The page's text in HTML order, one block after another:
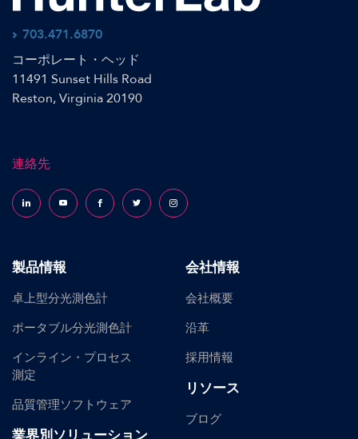
703.471.6870
コーポレート・ヘッド
11491 Sunset Hills Road
Reston, Virginia 20190
連絡先
Follow us on LinkedInFollow us on YouTubeFollow us on Facebook
Follow us on X (formerly Twitter)
Follow us on Instagram
製品情報
卓上型分光測色計
ポータブル分光測色計
インライン・プロセス
測定
品質管理ソフトウェア
会社情報
会社概要
沿革
採用情報
リソース
ブログ